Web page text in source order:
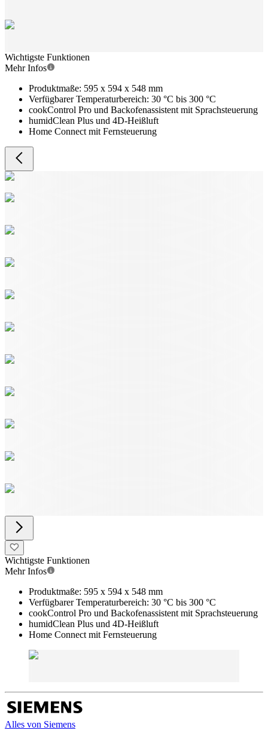
Wichtigste Funktionen
Mehr Infos
Produktmaße: 595 x 594 x 548 mm
Verfügbarer Temperaturbereich: 30 °C bis 300 °C
cookControl Pro und Backofenassistent mit Sprachsteuerung
humidClean Plus und 4D-Heißluft
Home Connect mit Fernsteuerung
Wichtigste Funktionen
Mehr Infos
Produktmaße: 595 x 594 x 548 mm
Verfügbarer Temperaturbereich: 30 °C bis 300 °C
cookControl Pro und Backofenassistent mit Sprachsteuerung
humidClean Plus und 4D-Heißluft
Home Connect mit Fernsteuerung
Alles von Siemens